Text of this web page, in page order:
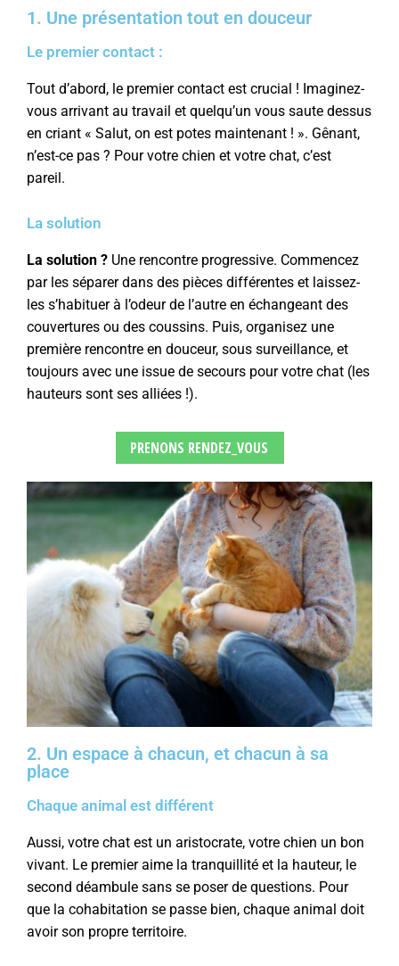
1. Une présentation tout en douceur
Le premier contact :
Tout d’abord, le premier contact est crucial ! Imaginez-
vous arrivant au travail et quelqu’un vous saute dessus
en criant « Salut, on est potes maintenant ! ». Gênant,
n’est-ce pas ? Pour votre chien et votre chat, c’est
pareil.
La solution
La solution ? Une rencontre progressive. Commencez
par les séparer dans des pièces différentes et laissez-
les s’habituer à l’odeur de l’autre en échangeant des
couvertures ou des coussins. Puis, organisez une
première rencontre en douceur, sous surveillance, et
toujours avec une issue de secours pour votre chat (les
hauteurs sont ses alliées !).
PRENONS RENDEZ_VOUS
2. Un espace à chacun, et chacun à sa
place
Chaque animal est différent
Aussi, votre chat est un aristocrate, votre chien un bon
vivant. Le premier aime la tranquillité et la hauteur, le
second déambule sans se poser de questions. Pour
que la cohabitation se passe bien, chaque animal doit
avoir son propre territoire.